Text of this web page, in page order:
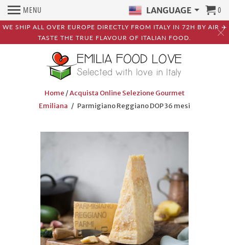
WE SHIP ALL OVER EUROPE DIRECTLY FROM ITALY IN 72H BY AIR ✈️
TASTE THE TRUE FLAVOUR OF ITALIAN FOOD.
MENU LANGUAGE 0
Home /Acquista Online Selezione Gourmet
Emiliana / Parmigiano Reggiano DOP 36 mesi